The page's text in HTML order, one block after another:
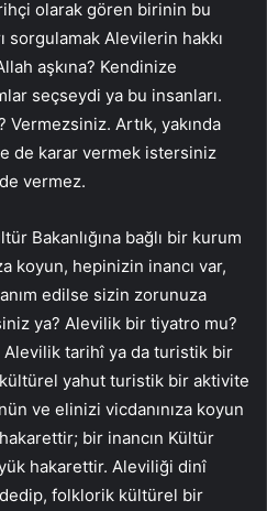
olarak gören birinin bu
sorgulamak Alevilerin hakkı
aşkına? Kendinize
seçseydi ya bu insanları.
Artık, yakında
de karar vermek istersiniz
vermez.
Bakanlığına bağlı bir kurum
koyun, hepinizin inancı var,
edilse sizin zorunuza
ya? Alevilik bir tiyatro mu?
tarihî ya da turistik bir
yahut turistik bir aktivite
ve elinizi vicdanınıza koyun
bir inancın Kültür
hakarettir. Aleviliği dinî
folklorik kültürel bir